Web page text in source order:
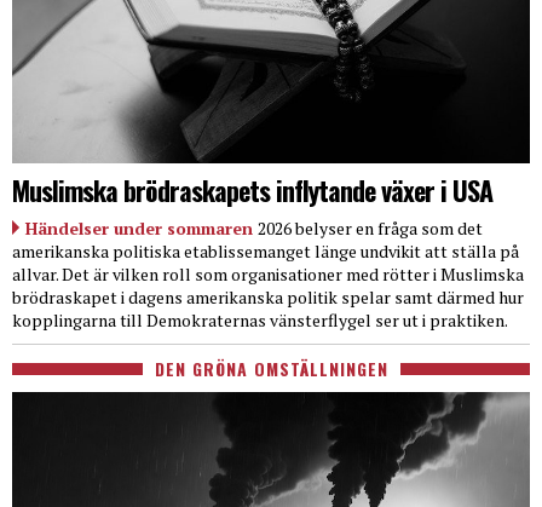
Muslimska brödraskapets inflytande växer i USA
Händelser under sommaren 2026 belyser en fråga som det
amerikanska politiska etablissemanget länge undvikit att ställa på
allvar. Det är vilken roll som organisationer med rötter i Muslimska
brödraskapet i dagens amerikanska politik spelar samt därmed hur
kopplingarna till Demokraternas vänsterflygel ser ut i praktiken.
DEN GRÖNA OMSTÄLLNINGEN